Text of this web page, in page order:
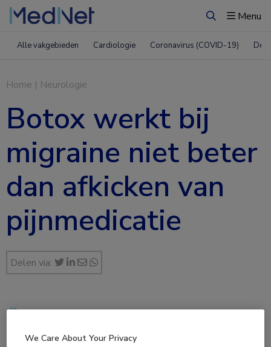
ZoekenMenu
Alle vakgebieden Cardiologie Coronavirus (COVID-19)
Home | Neurologie
Botox werkt bij
migraine niet beter
dan afkicken van
pijnmedicatie
Delen via:
apr 2019
We Care About Your Privacy